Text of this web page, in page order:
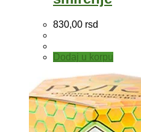
830,00 rsd
Dodaj u korpu